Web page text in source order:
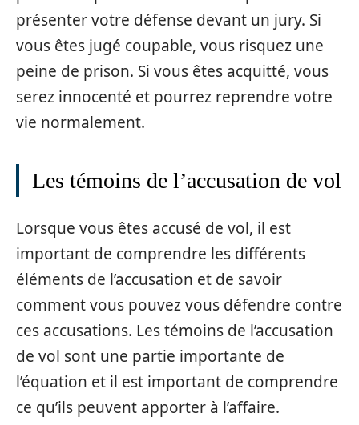
présenter votre défense devant un jury. Si
vous êtes jugé coupable, vous risquez une
peine de prison. Si vous êtes acquitté, vous
serez innocenté et pourrez reprendre votre
vie normalement.
Les témoins de l’accusation de vol
Lorsque vous êtes accusé de vol, il est
important de comprendre les différents
éléments de l’accusation et de savoir
comment vous pouvez vous défendre contre
ces accusations. Les témoins de l’accusation
de vol sont une partie importante de
l’équation et il est important de comprendre
ce qu’ils peuvent apporter à l’affaire.